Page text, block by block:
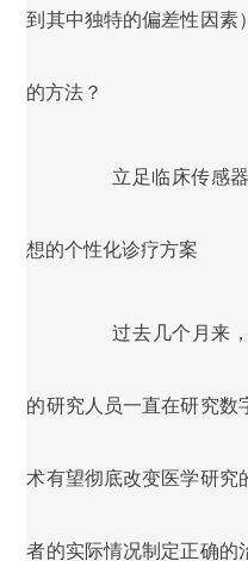
到其中独特的偏差性因素
的方法？
立足临床传感
想的个性化诊疗方案
过去几个月来
的研究人员一直在研究数
术有望彻底改变医学研究
者的实际情况制定正确的